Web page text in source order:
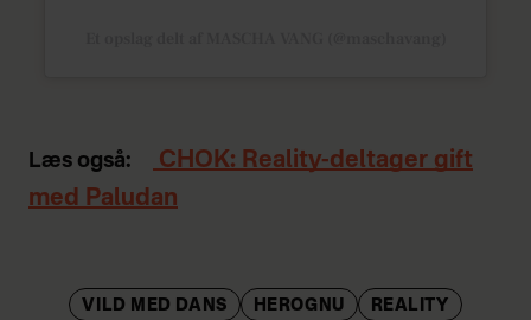
Læs også:
CHOK: Reality-deltager gift
med Paludan
VILD MED DANS HEROGNU REALITY